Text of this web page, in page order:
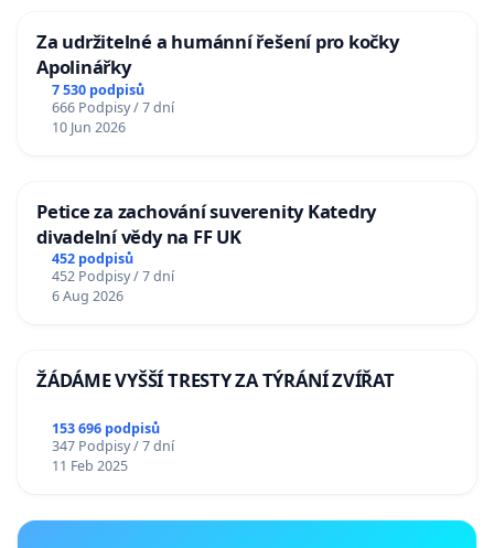
Za udržitelné a humánní řešení pro kočky
Apolinářky
7 530 podpisů
666 Podpisy / 7 dní
10 Jun 2026
Petice za zachování suverenity Katedry
divadelní vědy na FF UK
452 podpisů
452 Podpisy / 7 dní
6 Aug 2026
ŽÁDÁME VYŠŠÍ TRESTY ZA TÝRÁNÍ ZVÍŘAT
153 696 podpisů
347 Podpisy / 7 dní
11 Feb 2025